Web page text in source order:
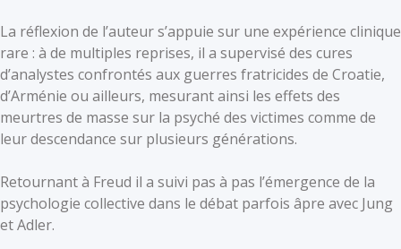
La réflexion de l’auteur s’appuie sur une expérience clinique
rare : à de multiples reprises, il a supervisé des cures
d’analystes confrontés aux guerres fratricides de Croatie,
d’Arménie ou ailleurs, mesurant ainsi les effets des
meurtres de masse sur la psyché des victimes comme de
leur descendance sur plusieurs générations.
Retournant à Freud il a suivi pas à pas l’émergence de la
psychologie collective dans le débat parfois âpre avec Jung
et Adler.